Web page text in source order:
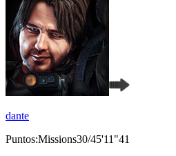
dante
Puntos:Missions30/45'11"41